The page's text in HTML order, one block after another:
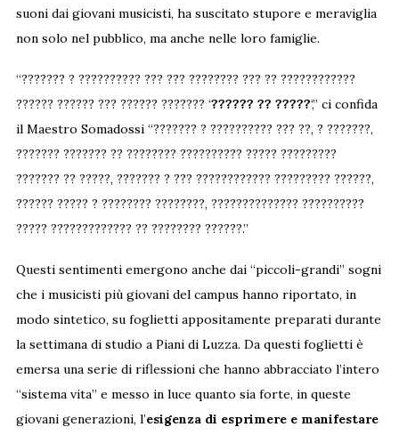
suoni dai giovani musicisti, ha suscitato stupore e meraviglia
non solo nel pubblico, ma anche nelle loro famiglie.
“??????? ? ?????????? ??? ??? ???????? ??? ?? ????????????
?????? ?????? ??? ?????? ??????? ‘?????? ?? ?????‘,” ci confida
il Maestro Somadossi “??????? ? ?????????? ??? ??, ? ???????,
??????? ??????? ?? ???????? ?????????? ????? ?????????
??????? ?? ?????, ??????? ? ??? ???????????? ????????? ??????,
?????? ????? ? ???????? ????????, ?????????????? ??????????
????? ????????????? ?? ???????? ??????.”
Questi sentimenti emergono anche dai “piccoli-grandi” sogni
che i musicisti più giovani del campus hanno riportato, in
modo sintetico, su foglietti appositamente preparati durante
la settimana di studio a Piani di Luzza. Da questi foglietti è
emersa una serie di riflessioni che hanno abbracciato l’intero
“sistema vita” e messo in luce quanto sia forte, in queste
giovani generazioni, l’esigenza di esprimere e manifestare